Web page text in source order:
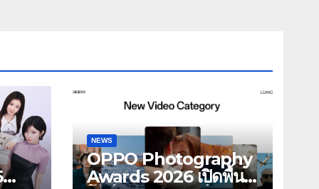
NEWS
OPPO Photography
Awards 2026 เปิดพื้นที่